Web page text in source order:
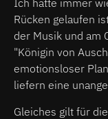
Rücken gelaufen
der Musik und am
"Königin von
emotionsloser
liefern eine
Gleiches gilt für